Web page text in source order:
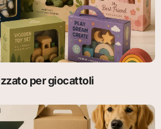
per giocattoli